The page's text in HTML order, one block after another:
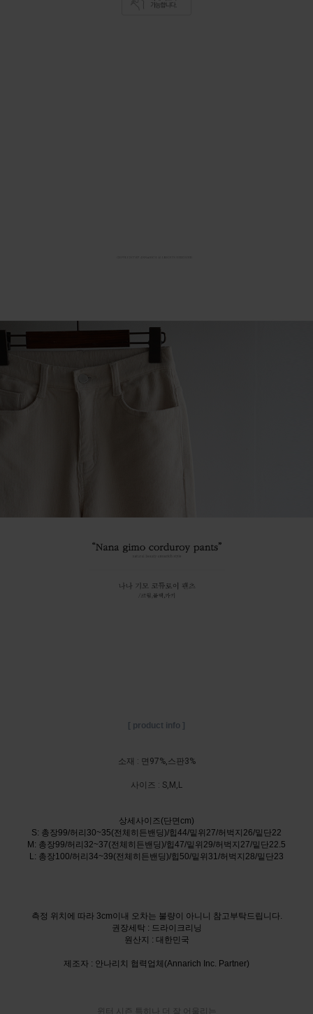
[ product info ]
소재 : 면97%,스판3%
사이즈 : S,M,L
상세사이즈(단면cm)
S: 총장99/허리30~35(전체히든밴딩)/힙44/밑위27/허벅지26/밑단22
M: 총장99/허리32~37(전체히든밴딩)/힙47/밑위29/허벅지27/밑단22.5
L: 총장100/허리34~39(전체히든밴딩)/힙50/밑위31/허벅지28/밑단23
측정 위치에 따라 3cm이내 오차는 불량이 아니니 참고부탁드립니다.
권장세탁 : 드라이크리닝
원산지 : 대한민국
제조자 : 안나리치 협력업체(Annarich Inc. Partner)
윈터 시즌 특히나 더 잘 어울리는